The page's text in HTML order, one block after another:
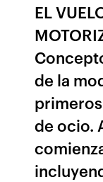
EL
de la
de ocio.